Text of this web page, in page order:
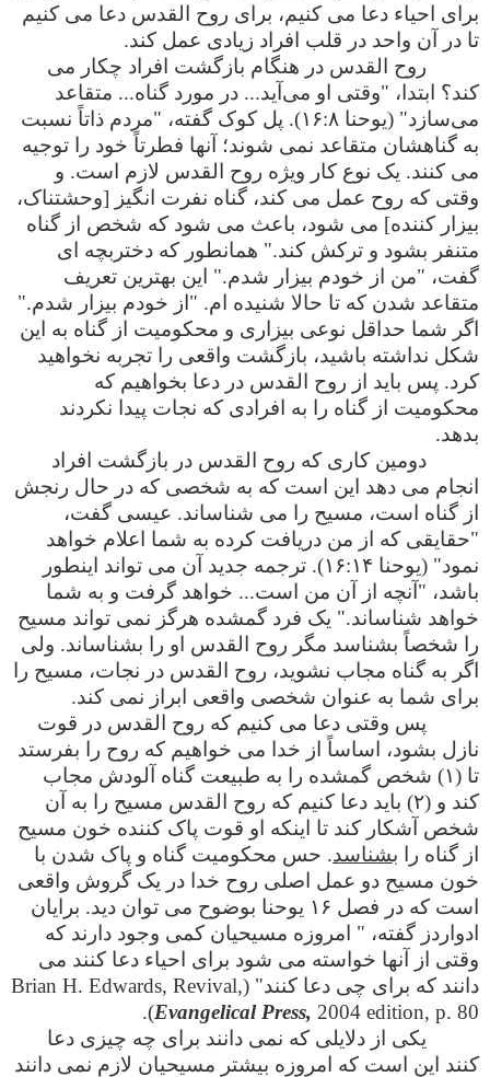
برای احیاء دعا می کنیم، برای روح القدس دعا می کنیم
تا در آن واحد در قلب افراد زیادی عمل کند.
روح القدس در هنگام بازگشت افراد چکار می
کند؟ ابتدا، "وقتی او می‌آید... در مورد گناه... متقاعد
می‌سازد‌" (یوحنا ۱۶:۸). پل کوک گفته، "مردم ذاتاً نسبت
به گناهشان متقاعد نمی شوند؛ آنها فطرتاً خود را توجیه
می کنند. یک نوع کار ویژه روح القدس لازم است. و
وقتی که روح عمل می کند، گناه نفرت انگیز [وحشتناک،
بیزار کننده] می شود، باعث می شود که شخص از گناه
متنفر بشود و ترکش کند." همانطور که دختربچه ای
گفت، "من از خودم بیزار شدم." این بهترین تعریف
متقاعد شدن که تا حالا شنیده ام. "از خودم بیزار شدم."
اگر شما حداقل نوعی بیزاری و محکومیت از گناه به این
شکل نداشته باشید، بازگشت واقعی را تجربه نخواهید
کرد. پس باید از روح القدس در دعا بخواهیم که
محکومیت از گناه را به افرادی که نجات پیدا نکردند
بدهد.
دومین کاری که روح القدس در بازگشت افراد
انجام می دهد این است که به شخصی که در حال رنجش
از گناه است، مسیح را می شناساند. عیسی گفت،
"حقایقی که از من دریافت کرده به شما اعلام خواهد
نمود" (یوحنا ۱۶:۱۴). ترجمه جدید آن می تواند اینطور
باشد، "آنچه از آن من است... خواهد گرفت و به شما
خواهد شناساند." یک فرد گمشده هرگز نمی تواند مسیح
را شخصاً بشناسد مگر روح القدس او را بشناساند. ولی
اگر به گناه مجاب نشوید، روح القدس در نجات، مسیح را
برای شما به عنوان شخصی واقعی ابراز نمی کند.
پس وقتی دعا می کنیم که روح القدس در قوت
نازل بشود، اساساً از خدا می خواهیم که روح را بفرستد
تا (۱) شخص گمشده را به طبیعت گناه آلودش مجاب
کند و (۲) باید دعا کنیم که روح القدس مسیح را به آن
شخص آشکار کند تا اینکه او قوت پاک کننده خون مسیح
از گناه را بشناسد. حس محکومیت گناه و پاک شدن با
خون مسیح دو عمل اصلی روح خدا در یک گروش واقعی
است که در فصل ۱۶ یوحنا بوضوح می توان دید. برایان
ادواردز گفته، " امروزه مسیحیان کمی وجود دارند که
وقتی از آنها خواسته می شود برای احیاء دعا کنند می
دانند که برای چی دعا کنند" (Brian H. Edwards, Revival,
Evangelical Press, 2004 edition, p. 80).
یکی از دلایلی که نمی دانند برای چه چیزی دعا
کنند این است که امروزه بیشتر مسیحیان لازم نمی دانند